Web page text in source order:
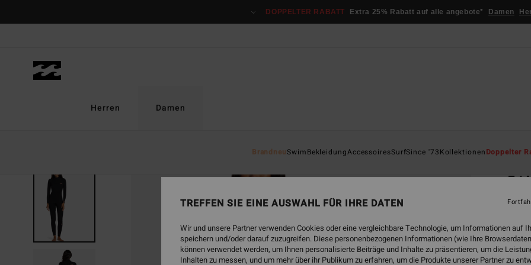
DOPPELTER RABATT Extra 25% Rabatt auf alle angebote* Damen
Herren Damen
BrandneuSwimBekleidungAccessoiresSurfSince '73KollektionenDoppelter
5/
ECO-
€
TREFFEN SIE EINE AUSWAHL FÜR IHRE DATEN
Wir und unsere Partner verwenden Cookies oder eine vergleichbare Technologie, um Informationen auf
speichern und/oder darauf zuzugreifen. Diese personenbezogenen Informationen (wie Ihre
können verwendet werden, um Ihnen personalisierte Beiträge und Inhalte zu präsentieren, um die
Inhalten zu messen, und um mehr über ihr Publikum zu erfahren, um die Produkte unserer Partner zu